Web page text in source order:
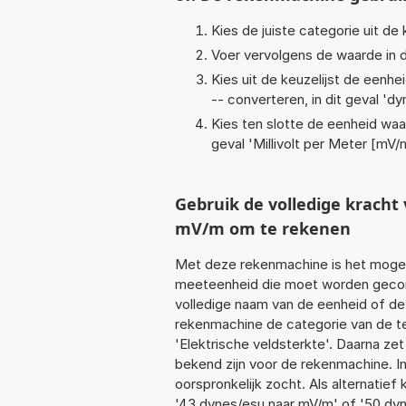
Kies de juiste categorie uit de
Voer vervolgens de waarde
Kies uit de keuzelijst de
-- converteren, in dit geval '
Kies ten slotte de eenheid
geval 'Millivolt per Meter [mV/
Gebruik de volledige
mV/m om te rekenen
Met deze rekenmachine is het
meeteenheid die moet worden
volledige naam van de eenheid of
rekenmachine de categorie van de
'Elektrische veldsterkte'. Daarna
bekend zijn voor de rekenmachine.
oorspronkelijk zocht. Als alternatief